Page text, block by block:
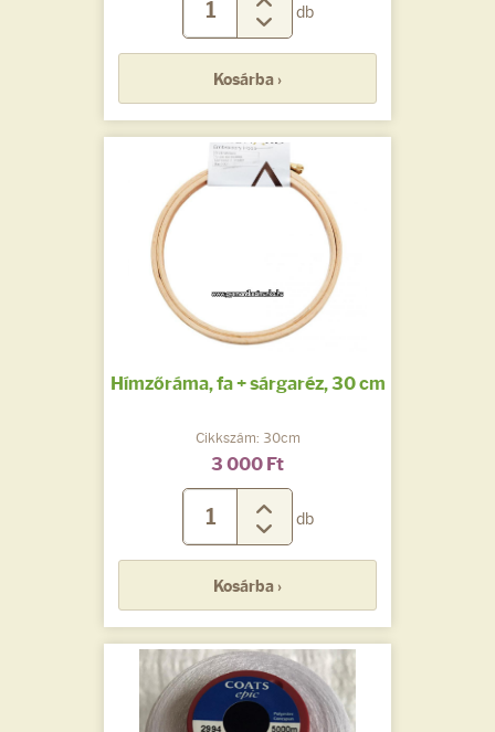
db
Kosárba ›
Hímzőráma, fa + sárgaréz, 30 cm
Cikkszám: 30cm
3 000 Ft
db
Kosárba ›